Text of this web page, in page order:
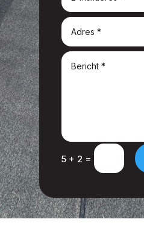
5 + 2 =